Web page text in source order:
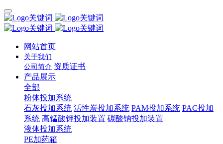
网站首页
关于我们
公司简介 资质证书
产品展示
全部
粉体投加系统
石灰投加系统 活性炭投加系统 PAM投加系统 PAC投加
系统 高锰酸钾投加装置 碳酸钠投加装置
液体投加系统
PE加药箱